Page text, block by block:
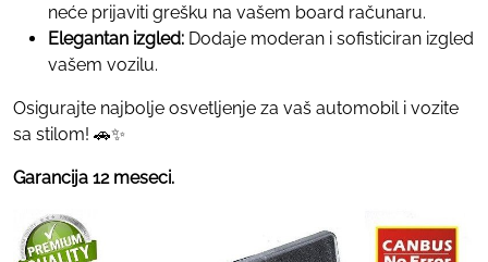
neće prijaviti grešku na vašem board računaru.
Elegantan izgled: Dodaje moderan i sofisticiran izgled
vašem vozilu.
Osigurajte najbolje osvetljenje za vaš automobil i vozite
sa stilom! 🚗✨
Garancija 12 meseci.